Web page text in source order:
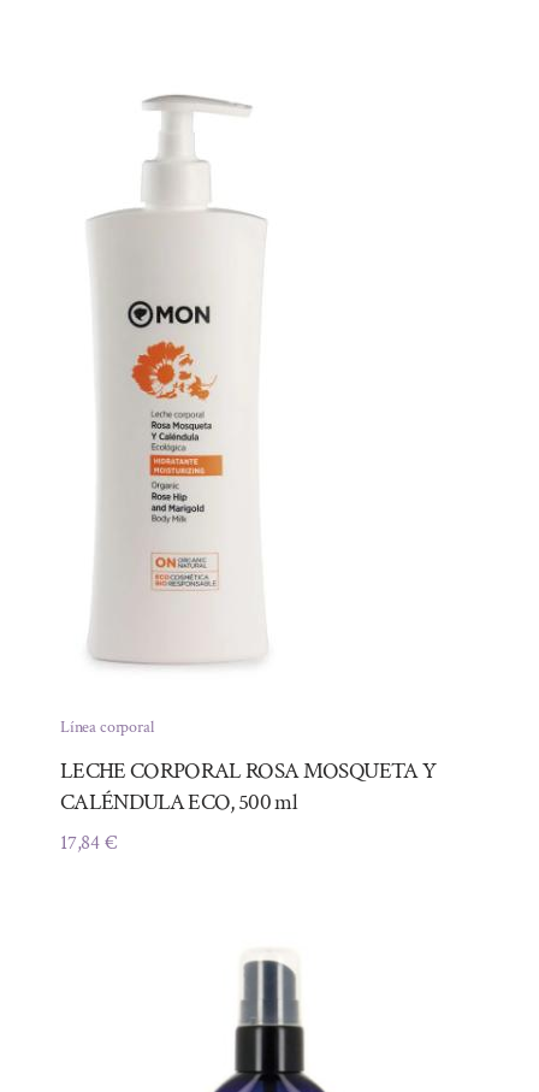
Línea corporal
LECHE CORPORAL ROSA MOSQUETA Y
CALÉNDULA ECO, 500 ml
17,84€